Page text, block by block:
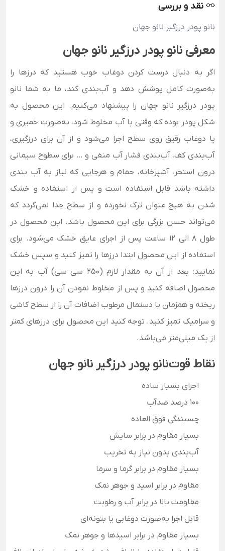
نقد و بررسی
نانو پودر درزگیر نانو جهان
معرفی نانو پودر درزگیر نانو جهان
اگر به دنبال درست کردن دوغاب خوب هستید که درزها را
به‌صورت کامل پوشش دهد و آب‌بندی کند، ما به شما نانو
پودر درزگیر نانو جهان را پیشنهاد می‌کنیم. این محصول به
شکل پودر بوده که وقتی با آب مخلوط شود، به‌صورت خمیری و
یا دوغاب رقیق روی سطح اجرا می‌شود و از آن برای درزگیری،
آب‌بندی کف، آب‌بندی فشار آب منفی و … برای سطوح سیمانی
درون استخر، آشپزخانه، حمام و هرجایی که نیاز به آب بندی
داشته باشد قابل استفاده است و پس از استفاده و خشک
شدن به هیچ عنوان ترک نخورده و از سطح جدا نمی‌گردد که
می‌تواند حسن بزرگی برای این محصول باشد. این محصول در
طول
8 الی 12 ساعت پس از اجرای عایق خشک می‌شود. برای
استفاده از این محصول ابتدا درزها را تمیز کنید و سپس خشک
نمایید؛ بعد از آن
به مقدار لازم (250 سی سی) آب به این
محصول اضافه کنید و پس از مخلوط نمودن آن را درون درزها
ریخته و همزمان با دستمال مرطوب اضافات آن را از سطح کاشی
و سرامیک تمیز کنید. توجه کنید این محصول برای درزهای کمتر
از یک میلی‌متر می‌باشد.
نقاط قوتنانو پودر درزگیر نانو جهان
اجرای بسیار ساده
100 درصد ضدآب
چسبندگی فوق العاده
بسیار مقاوم در برابر سایش
آب‌بندی بدون نیاز به تخریب
بسیار مقاوم در برابر گرما و سرما
مقاوم در برابر اسید و جوهر نمک
مقاومت بالا در برابر آب و رطوبت
قابل اجرا به‌صورت دوغابی یا بتونه‌ای
بسیار مقاوم در برابر اسیدها و جوهر نمک